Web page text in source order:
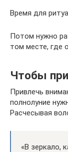
Время для
Потом нужно
том месте, где
Чтобы
Привлечь
полнолуние
Расчесывая
«В зеркало,